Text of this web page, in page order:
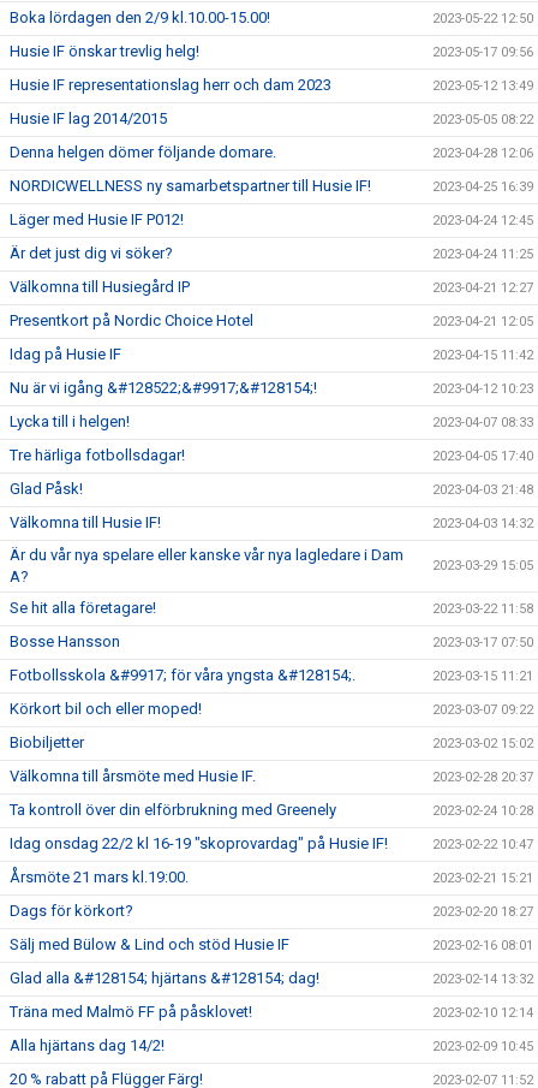
Boka lördagen den 2/9 kl.10.00-15.00! 2023-05-22 12:50
Husie IF önskar trevlig helg! 2023-05-17 09:56
Husie IF representationslag herr och dam 2023 2023-05-12 13:49
Husie IF lag 2014/2015 2023-05-05 08:22
Denna helgen dömer följande domare. 2023-04-28 12:06
NORDICWELLNESS ny samarbetspartner till Husie IF! 2023-04-25 16:39
Läger med Husie IF P012! 2023-04-24 12:45
Är det just dig vi söker? 2023-04-24 11:25
Välkomna till Husiegård IP 2023-04-21 12:27
Presentkort på Nordic Choice Hotel 2023-04-21 12:05
Idag på Husie IF 2023-04-15 11:42
Nu är vi igång &#128522;&#9917;&#128154;! 2023-04-12 10:23
Lycka till i helgen! 2023-04-07 08:33
Tre härliga fotbollsdagar! 2023-04-05 17:40
Glad Påsk! 2023-04-03 21:48
Välkomna till Husie IF! 2023-04-03 14:32
Är du vår nya spelare eller kanske vår nya lagledare i Dam
A?
2023-03-29 15:05
Se hit alla företagare! 2023-03-22 11:58
Bosse Hansson 2023-03-17 07:50
Fotbollsskola &#9917; för våra yngsta &#128154;. 2023-03-15 11:21
Körkort bil och eller moped! 2023-03-07 09:22
Biobiljetter 2023-03-02 15:02
Välkomna till årsmöte med Husie IF. 2023-02-28 20:37
Ta kontroll över din elförbrukning med Greenely 2023-02-24 10:28
Idag onsdag 22/2 kl 16-19 "skoprovardag" på Husie IF! 2023-02-22 10:47
Årsmöte 21 mars kl.19:00. 2023-02-21 15:21
Dags för körkort? 2023-02-20 18:27
Sälj med Bülow & Lind och stöd Husie IF 2023-02-16 08:01
Glad alla &#128154; hjärtans &#128154; dag! 2023-02-14 13:32
Träna med Malmö FF på påsklovet! 2023-02-10 12:14
Alla hjärtans dag 14/2! 2023-02-09 10:45
20 % rabatt på Flügger Färg! 2023-02-07 11:52